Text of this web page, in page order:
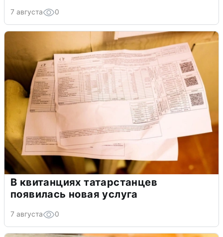
7 августа 0
В квитанциях татарстанцев
появилась новая услуга
7 августа 0